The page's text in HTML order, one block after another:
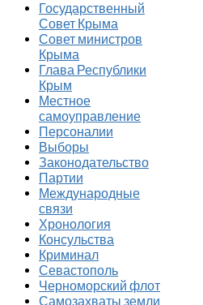
Государственный
Совет Крыма
Совет министров
Крыма
Глава Республики
Крым
Местное
самоуправление
Персоналии
Выборы
Законодательство
Партии
Международные
связи
Хронология
Консульства
Криминал
Севастополь
Черноморский флот
Самозахваты земли